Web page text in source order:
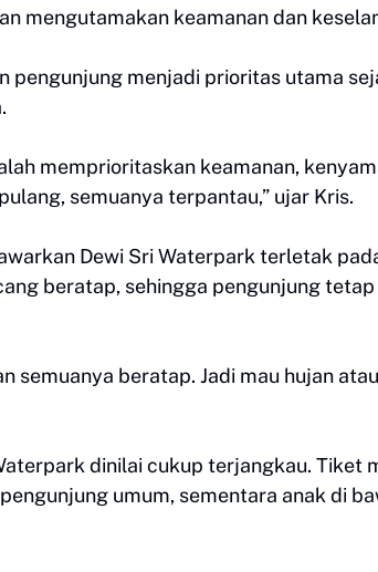
mengutamakan keamanan dan
pengunjung menjadi prioritas utama
memprioritaskan keamanan,
semuanya terpantau,” ujar Kris.
Dewi Sri Waterpark terletak
beratap, sehingga pengunjung
semuanya beratap. Jadi mau hujan
dinilai cukup terjangkau. Tiket
umum, sementara anak di